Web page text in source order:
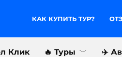
КАК КУПИТЬ ТУР?
Клик 🔥 Туры ✈️